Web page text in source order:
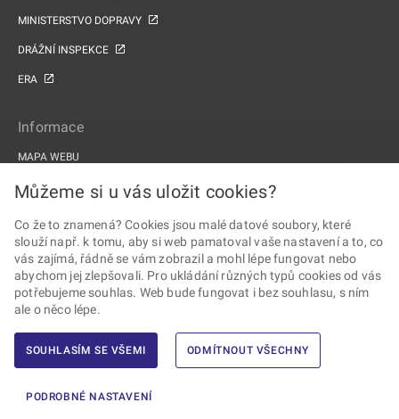
MINISTERSTVO DOPRAVY
DRÁŽNÍ INSPEKCE
ERA
Informace
MAPA WEBU
PROHLÁŠENÍ O PŘÍSTUPNOSTI
PROJEKTY EU
Sledujte Drážní úřad
s.r.o.
Můžeme si u vás uložit cookies?
Co že to znamená? Cookies jsou malé datové soubory, které
slouží např. k tomu, aby si web pamatoval vaše nastavení a to, co
vás zajímá, řádně se vám zobrazil a mohl lépe fungovat nebo
abychom jej zlepšovali. Pro ukládání různých typů cookies od vás
potřebujeme souhlas. Web bude fungovat i bez souhlasu, s ním
ale o něco lépe.
SOUHLASÍM SE VŠEMI ODMÍTNOUT VŠECHNY
PODROBNÉ NASTAVENÍ